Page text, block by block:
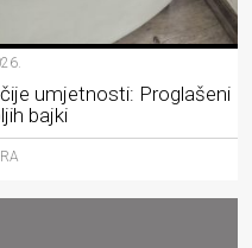
umjetnosti: Proglašeni
bajki